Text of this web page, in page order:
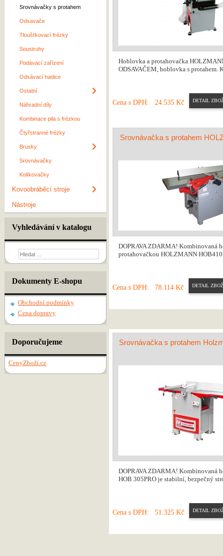
Srovnávačky s protahem
Odsavače
Tloušťkovací frézky
Soustruhy
Podávací zařízení
Odsávací hadice
Ostatní
Náhradní díly
Kombinace pila s frézkou
Čtyřstranné frézky
Brusky
Srovnávačky
Kolíkovačky
Kovoobráběcí stroje
Nástroje
Vyhledávání v katalogu
Dokumenty E-shopu
Obchodní podmínky
Cena dopravy
Doporučujeme
CenyZboží.cz
Hoblovka a protahovačka
ODSAVAČEM, hoblovka s protahem.
Cena s DPH: 24.535 Kč DETAIL
Srovnávačka s protahem
DOPRAVA ZDARMA! Kombinovaná
protahovačkou HOLZMANN
Cena s DPH: 78.114 Kč DETAIL
Srovnávačka s protahem
DOPRAVA ZDARMA! Kombinovaná
HOB 305PRO je stabilní, bezpečný
Cena s DPH: 51.325 Kč DETAIL